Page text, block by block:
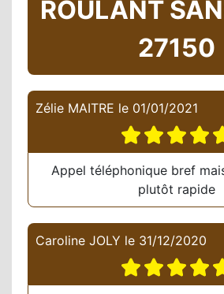
ROULANT
27150
Zélie MAITRE le 01/01/2021
Appel téléphonique bref
plutôt rapide
Caroline JOLY le 31/12/2020